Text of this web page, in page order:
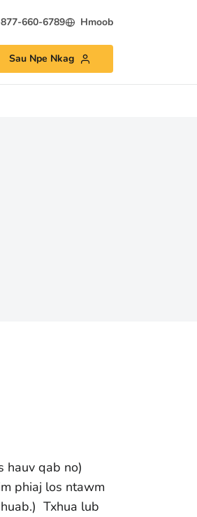
660-6789 Hmoob
Sau Npe Nkag
hauv qab no)
phiaj los ntawm
Txhua lub